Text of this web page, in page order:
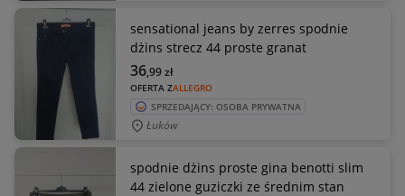
sensational jeans by zerres spodnie
dżins strecz 44 proste granat
OFERTA ZALLEGRO
36,99zł
SPRZEDAJĄCY: OSOBA PRYWATNA
Łuków
spodnie dżins proste gina benotti slim
44 zielone guziczki ze średnim stan